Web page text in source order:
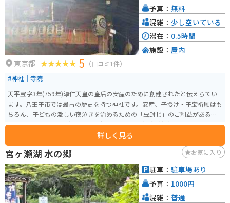
東京都 5 （口コミ1件）
#神社｜寺院
天平宝字3年(759年)淳仁天皇の皇后の安産のために創建されたと伝えらてい
ます。八王子市では最古の歴史を持つ神社です。安産、子授け・子宝祈願はも
ちろん、子どもの激しい夜泣きを治めるための「虫封じ」のご利益があると
されています。 9月の例祭日に、赤ちゃんの泣き相撲が有名です。4月の7、
8、9日は本殿横の枝垂桜のライトアップを行います。御朱印帳は子安神社と
金刀比羅神社の2種類があり俳人・山口誓子氏のそれぞれの神社にちなんだ俳
句が詠まれています。
詳しく見る
予算： 無料
混雑： 少し空いている
滞在： 0.5時間
施設： 屋内
宮ヶ瀬湖 水の郷 お気に入り
駐車： 駐車場あり
予算： 1000円
混雑： 普通